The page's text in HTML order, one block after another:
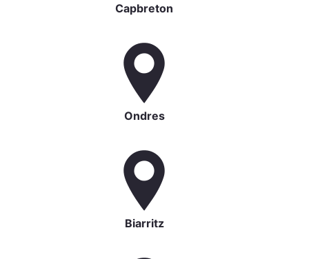
Capbreton
Ondres
Biarritz